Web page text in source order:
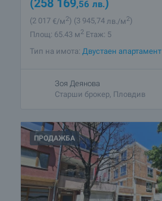
(258 169,56 лв.)
(2 017 €/м2) (3 945,74 лв./м2)
Площ: 65.43 м2 Етаж: 5
Тип на имота: Двустаен апартамент
Зоя Деянова
Старши брокер, Пловдив
ПРОДАЖБА